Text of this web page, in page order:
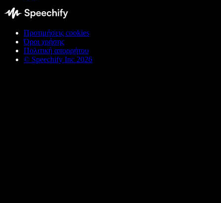
Προτιμήσεις cookies
Όροι χρήσης
Πολιτική απορρήτου
© Speechify Inc 2026